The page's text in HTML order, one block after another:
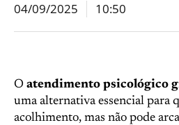
04/09/2025
10:50
O atendimento psicológico
uma alternativa essencial para
acolhimento, mas não pode